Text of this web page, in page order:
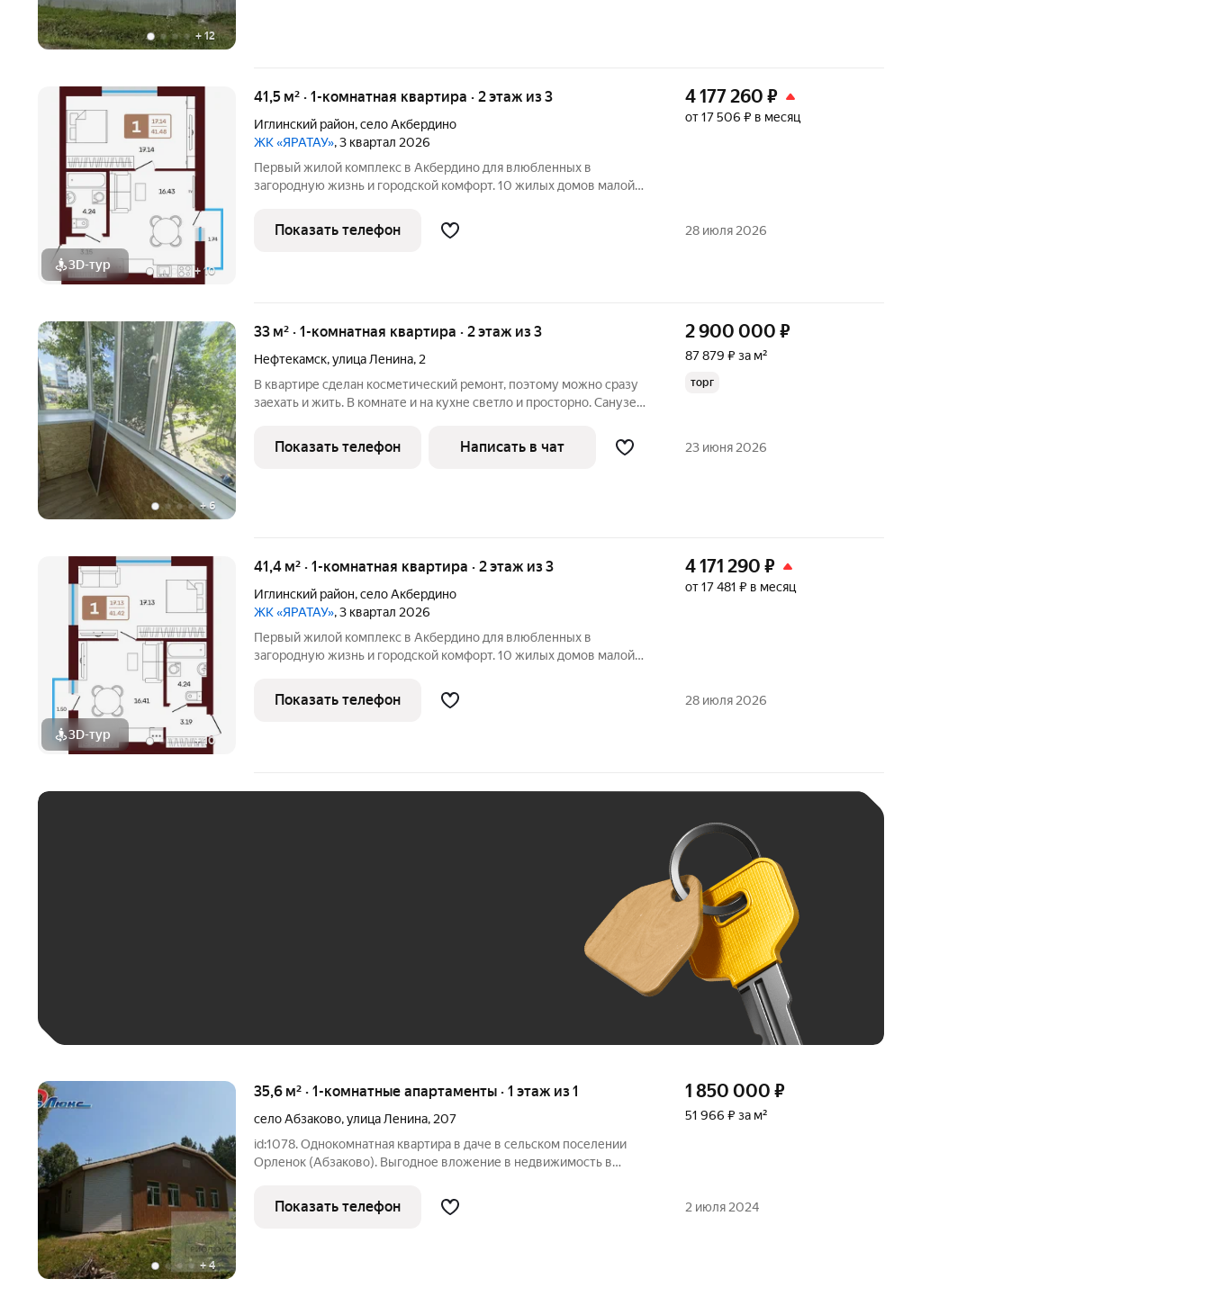
+12
3D-тур + 10
41,5 м² · 1-комнатная квартира · 2 этаж из 3
Иглинский район,село Акбердино
ЖК «ЯРАТАУ», 3 квартал 2026
Первый жилой комплекс в Акбердино для влюбленных в
загородную жизнь и городской комфорт. 10 жилых домов малой
благоустройство и озеленение объединены безопасной
территорией, наполненной всем
4 177 260 ₽
от 17 506 ₽ в месяц
Показать телефон 28 июля 2026
+6
33 м² · 1-комнатная квартира · 2 этаж из 3
Нефтекамск,улица Ленина, 2
В квартире сделан косметический ремонт, поэтому можно сразу
заехать и жить. В комнате и на кухне светло и просторно. Санузел
дополнительный комфорт. Балкон, выходящий во двор, станет
отличным местом для
2 900 000 ₽
87 879 ₽ за м²
торг
Показать телефон Написать в чат 23 июня 2026
3D-тур +10
41,4 м² · 1-комнатная квартира · 2 этаж из 3
Иглинский район,село Акбердино
ЖК «ЯРАТАУ», 3 квартал 2026
Первый жилой комплекс в Акбердино для влюбленных в
загородную жизнь и городской комфорт. 10 жилых домов малой
благоустройство и озеленение объединены безопасной
территорией, наполненной всем
4 171 290 ₽
от 17 481 ₽ в месяц
Показать телефон 28 июля 2026
+4
35,6 м² · 1-комнатные апартаменты · 1 этаж из 1
село Абзаково,улица Ленина, 207
id:1078. Однокомнатная квартира в даче в сельском поселении
Орленок (Абзаково). Выгодное вложение в недвижимость в
расположен в одном из живописных мест Башкортостана, в 3х
километрах от ГЛЦ
1 850 000 ₽
51 966 ₽ за м²
Показать телефон 2 июля 2024